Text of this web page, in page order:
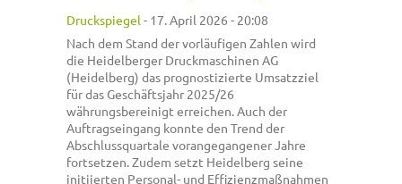
Druckspiegel - 17. April 2026 - 20:08
Nach dem Stand der vorläufigen Zahlen wird
die Heidelberger Druckmaschinen AG
(Heidelberg) das prognostizierte Umsatzziel
für das Geschäftsjahr 2025/26
währungsbereinigt erreichen. Auch der
Auftragseingang konnte den Trend der
Abschlussquartale vorangegangener Jahre
fortsetzen. Zudem setzt Heidelberg seine
initiierten Personal- und Effizienzmaßnahmen